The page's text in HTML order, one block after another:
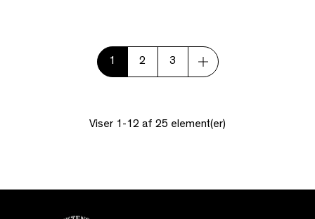
1 2 3
Viser 1-12 af 25 element(er)